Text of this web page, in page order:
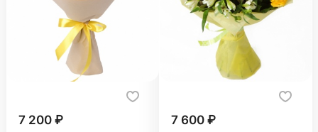
7 200 ₽ 7 600 ₽